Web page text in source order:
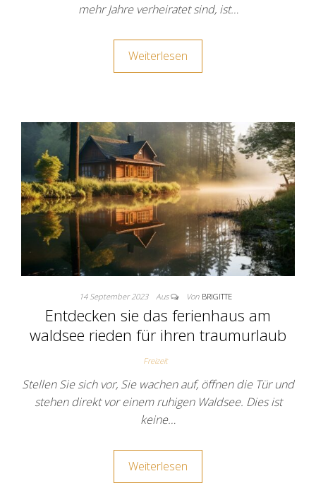
mehr Jahre verheiratet sind, ist…
Weiterlesen
14 September 2023 Aus Von BRIGITTE
Entdecken sie das ferienhaus am
waldsee rieden für ihren traumurlaub
Freizeit
Stellen Sie sich vor, Sie wachen auf, öffnen die Tür und
stehen direkt vor einem ruhigen Waldsee. Dies ist
keine…
Weiterlesen